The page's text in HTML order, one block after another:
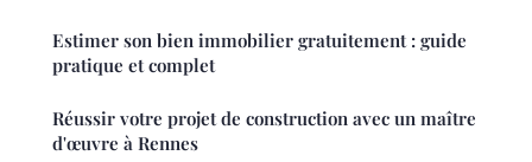
Estimer son bien immobilier gratuitement : guide
pratique et complet
Réussir votre projet de construction avec un maître
d'œuvre à Rennes